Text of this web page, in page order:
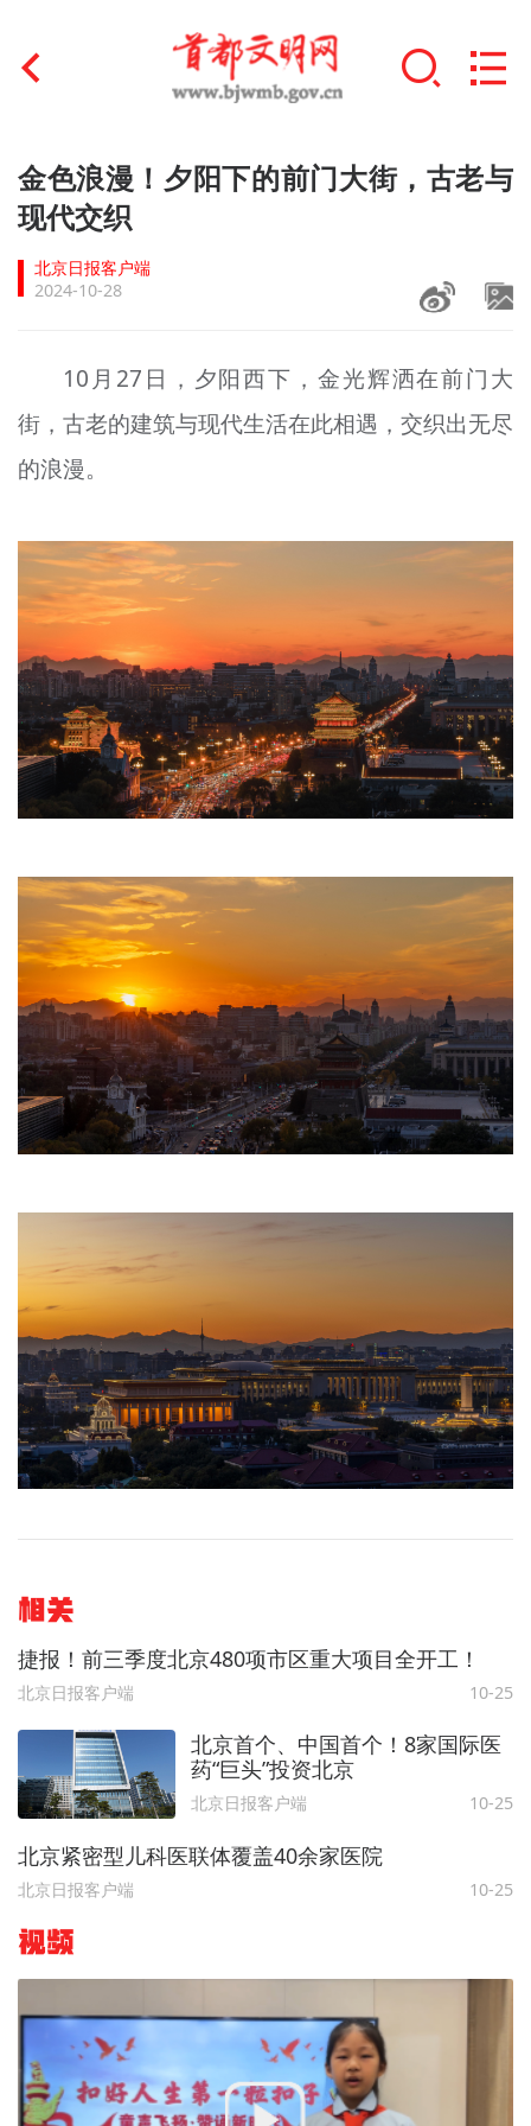
首页
文明创建
文明实践
未成年人思想道德建设
榜样人物
+
文明评论
北京宣传文化引导基金
宣传思想文化人才
专题
资料库
+
金色浪漫！夕阳下的前门大街，古老与
现代交织
北京日报客户端
2024-10-28
10月27日，夕阳西下，金光辉洒在前门大
街，古老的建筑与现代生活在此相遇，交织出无尽
的浪漫。
相关
捷报！前三季度北京480项市区重大项目全开工！
北京日报客户端 10-25
北京首个、中国首个！8家国际医
药“巨头”投资北京
北京日报客户端 10-25
北京紧密型儿科医联体覆盖40余家医院
北京日报客户端 10-25
视频